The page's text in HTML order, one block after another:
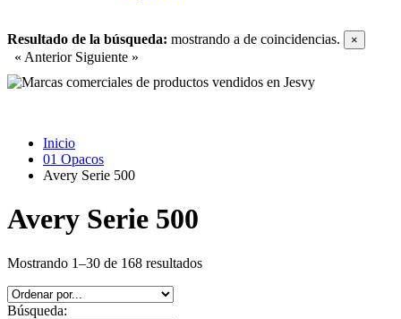
Resultado de la búsqueda: mostrando a de coincidencias. ×
« Anterior Siguiente »
Inicio
01 Opacos
Avery Serie 500
Avery Serie 500
Mostrando 1–30 de 168 resultados
Búsqueda: